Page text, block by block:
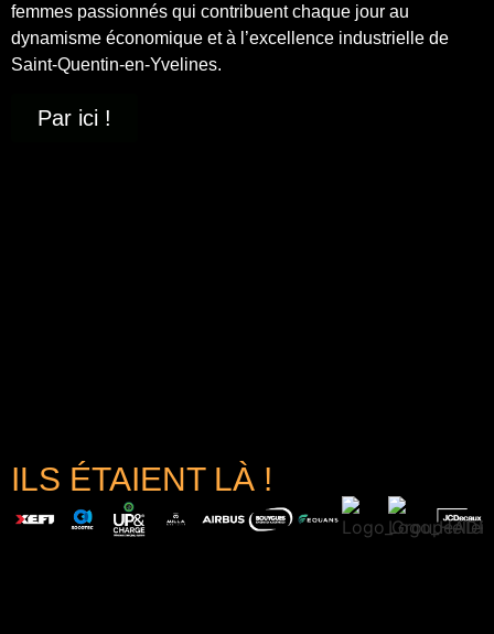
femmes passionnés qui contribuent chaque jour au
dynamisme économique et à l’excellence industrielle de
Saint-Quentin-en-Yvelines.
Par ici !
ILS ÉTAIENT LÀ !